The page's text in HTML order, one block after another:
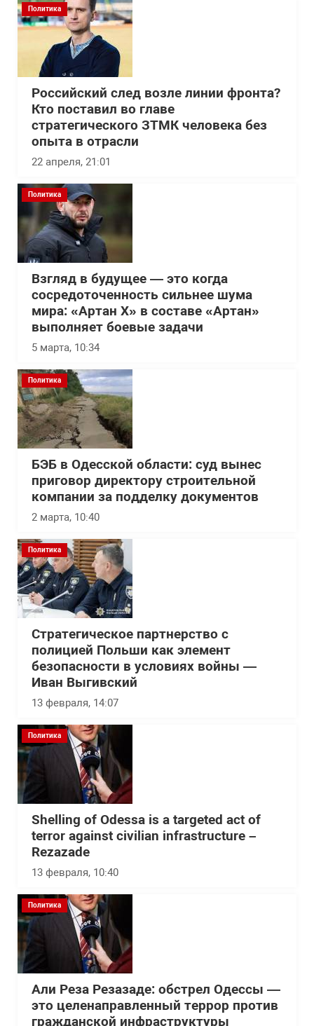
Политика
Российский след возле линии фронта?
Кто поставил во главе
стратегического ЗТМК человека без
опыта в отрасли
22 апреля, 21:01
Политика
Взгляд в будущее — это когда
сосредоточенность сильнее шума
мира: «Артан Х» в составе «Артан»
выполняет боевые задачи
5 марта, 10:34
Политика
БЭБ в Одесской области: суд вынес
приговор директору строительной
компании за подделку документов
2 марта, 10:40
Политика
Стратегическое партнерство с
полицией Польши как элемент
безопасности в условиях войны —
Иван Выгивский
13 февраля, 14:07
Политика
Shelling of Odessa is a targeted act of
terror against civilian infrastructure –
Rezazade
13 февраля, 10:40
Политика
Али Реза Резазаде: обстрел Одессы —
это целенаправленный террор против
гражданской инфраструктуры